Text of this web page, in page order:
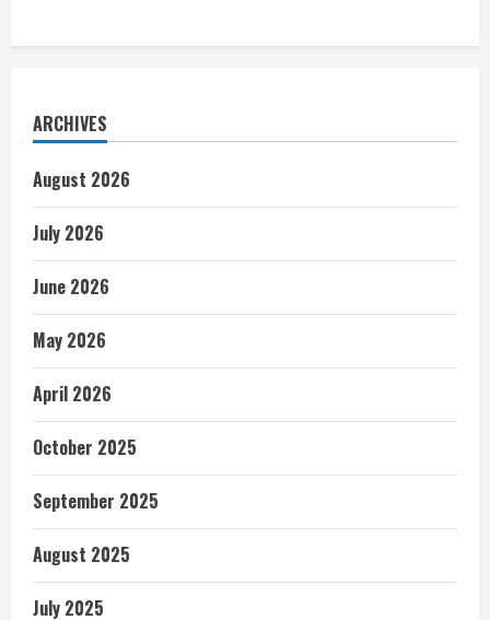
ARCHIVES
August 2026
July 2026
June 2026
May 2026
April 2026
October 2025
September 2025
August 2025
July 2025